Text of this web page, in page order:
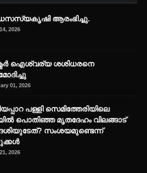
ആരംഭിച്ചു.
2026
ഐശ്വര്യ ശശിധരനെ
01, 2026
പള്ളി സെമിത്തേരിയിലെ
പൊതിഞ്ഞ മൃതദേഹം വിലങ്ങാട്
സംശയമുണ്ടെന്ന്
2026